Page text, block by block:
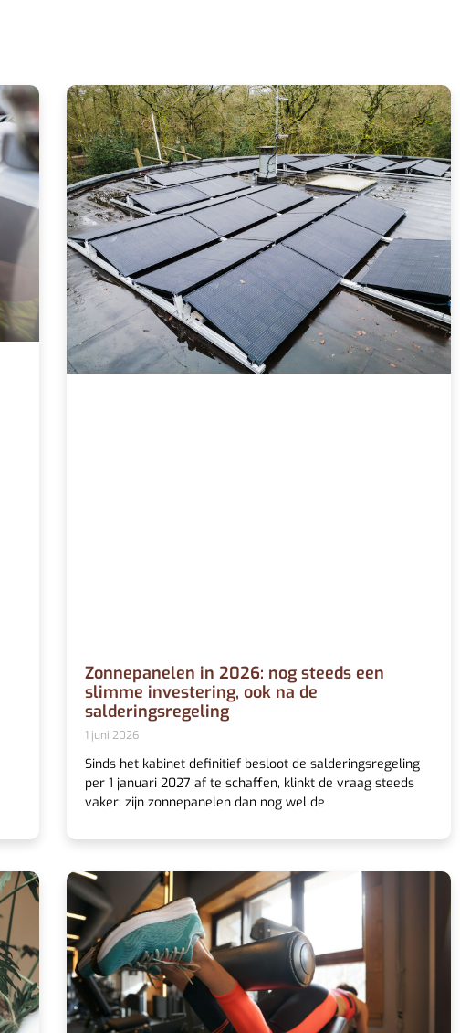
Zonnepanelen in 2026: nog steeds een
slimme investering, ook na de
salderingsregeling
1 juni 2026
Sinds het kabinet definitief besloot de salderingsregeling
per 1 januari 2027 af te schaffen, klinkt de vraag steeds
vaker: zijn zonnepanelen dan nog wel de